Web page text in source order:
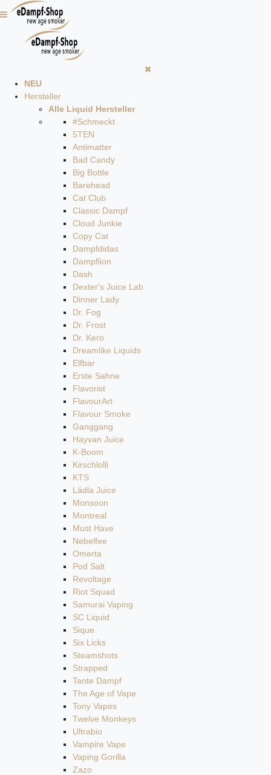
NEU
Hersteller
Alle Liquid Hersteller
#Schmeckt
5TEN
Antimatter
Bad Candy
Big Bottle
Barehead
Cat Club
Classic Dampf
Cloud Junkie
Copy Cat
Dampfdidas
Dampflion
Dash
Dexter's Juice Lab
Dinner Lady
Dr. Fog
Dr. Frost
Dr. Kero
Dreamlike Liquids
Elfbar
Erste Sahne
Flavorist
FlavourArt
Flavour Smoke
Ganggang
Hayvan Juice
K-Boom
Kirschlolli
KTS
Lädla Juice
Monsoon
Montreal
Must Have
Nebelfee
Omerta
Pod Salt
Revoltage
Riot Squad
Samurai Vaping
SC Liquid
Sique
Six Licks
Steamshots
Strapped
Tante Dampf
The Age of Vape
Tony Vapes
Twelve Monkeys
Ultrabio
Vampire Vape
Vaping Gorilla
Zazo